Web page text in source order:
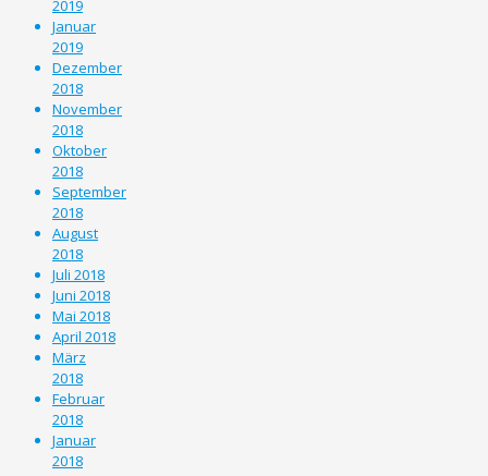
2019
Januar
2019
Dezember
2018
November
2018
Oktober
2018
September
2018
August
2018
Juli 2018
Juni 2018
Mai 2018
April 2018
März
2018
Februar
2018
Januar
2018